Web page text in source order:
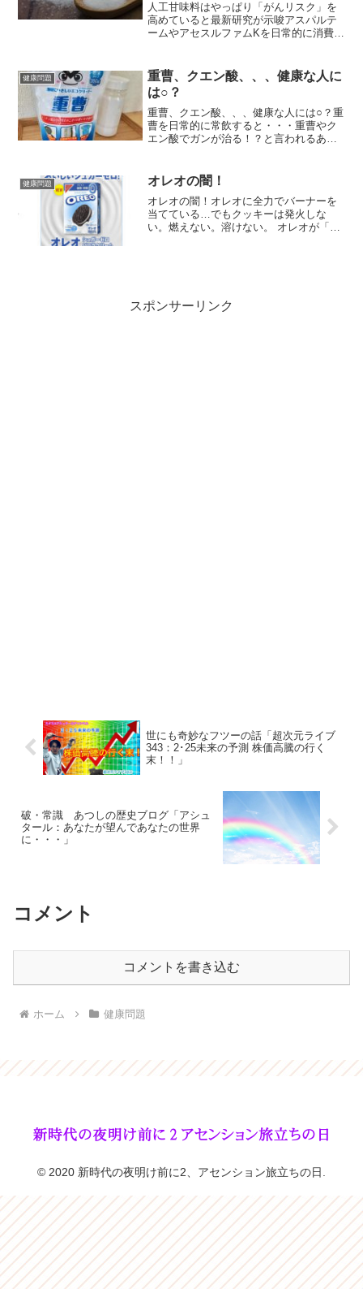
人工甘味料はやっぱり「がんリスク」を
高めていると最新研究が示唆アスパルテ
ームやアセスルファムKを日常的に消費し
ソルボンヌ・パリ・ノール大学（UP13）
で行われた研究によ...
健康問題
重曹、クエン酸、、、健康な人に
は○？
重曹、クエン酸、、、健康な人には○？重
曹を日常的に常飲すると・・・重曹やク
エン酸でガンが治る！？と言われるあく
品ではないので身体が拒絶反応を起こし
思わね病になることも、...
健康問題 オレオの闇！
オレオの闇！オレオに全力でバーナーを
当てている…でもクッキーは発火しな
い。燃えない。溶けない。 オレオが「ゼ
スポンサーリンク
世にも奇妙なフツーの話「超次元ライブ
343：2･25未来の予測 株価高騰の行く
末！！」
破・常識 あつしの歴史ブログ「アシュ
タール：あなたが望んであなたの世界
に・・・」
コメント
コメントを書き込む
ホーム 健康問題
© 2020 新時代の夜明け前に2、アセンション旅立ちの日.